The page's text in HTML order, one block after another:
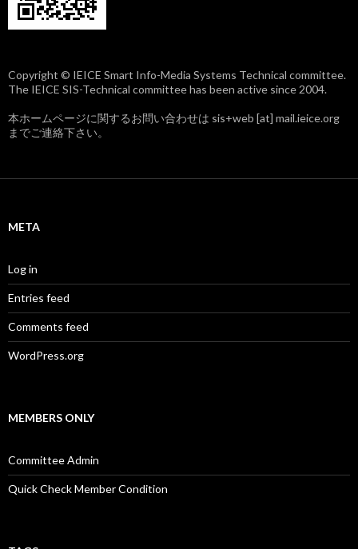
Copyright © IEICE Smart Info-Media Systems Technical committee.
The IEICE SIS-Technical committee has been active since 2004.
本ホームページに関するお問い合わせは sis+web [at] mail.ieice.org
までご連絡下さい。
META
Log in
Entries feed
Comments feed
WordPress.org
MEMBERS ONLY
Committee Admin
Quick Check Member Condition